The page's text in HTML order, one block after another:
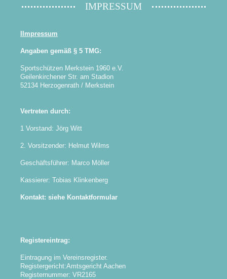
IMPRESSUM
IImpressum
Angaben gemäß § 5 TMG:
Sportschützen Merkstein 1960 e.V.
Geilenkirchener Str. am Stadion
52134 Herzogenrath / Merkstein
Vertreten durch:
1 Vorstand: Jörg Witt
2. Vorsitzender: Helmut Wilms
Geschäftsführer: Marco Möller
Kassierer: Tobias Klinkenberg
Kontakt: siehe Kontaktformular
Registereintrag:
Eintragung im Vereinsregister.
Registergericht:Amtsgericht Aachen
Registernummer: VR2165